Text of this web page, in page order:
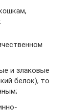
и злаковые
белок), то